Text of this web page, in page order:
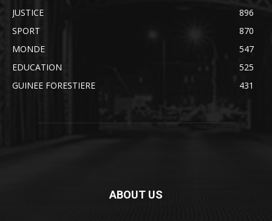
JUSTICE
896
SPORT
870
MONDE
547
EDUCATION
525
GUINEE FORESTIERE
431
ABOUT US